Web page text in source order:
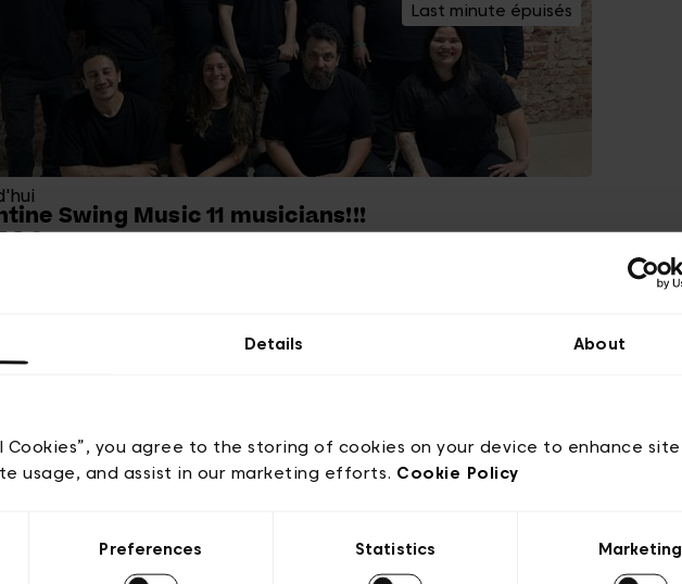
Details About
Cookies”, you agree to the storing of cookies on your device to enhance site
usage, and assist in our marketing efforts. Cookie Policy
Preferences Statistics Marketing
Last minute épuisés
Swing Music 11 musicians!!!
€
Visites Guidées